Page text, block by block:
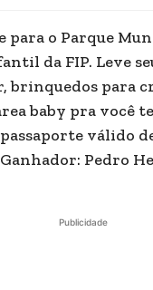
para o Parque
da FIP. Leve
brinquedos para
baby pra você
válido
Pedro
Publicidade